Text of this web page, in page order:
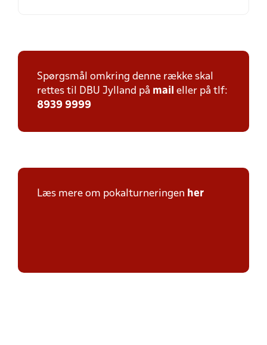
Spørgsmål omkring denne række skal
rettes til DBU Jylland på mail eller på tlf:
8939 9999
Læs mere om pokalturneringen her